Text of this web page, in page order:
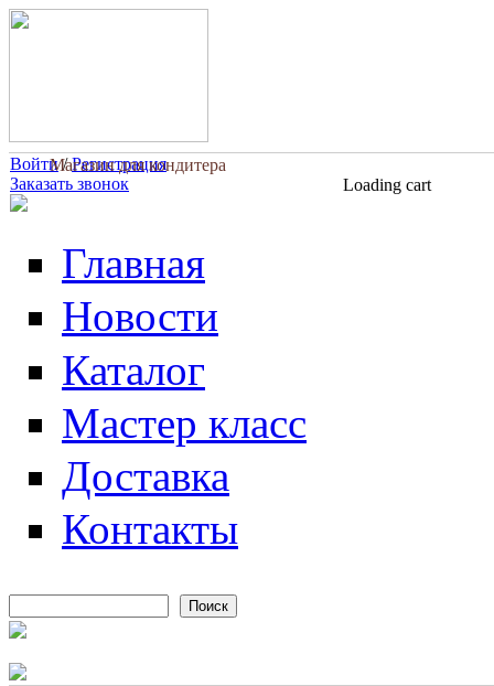
Перейти к основному содержанию
Магазин для кондитера
Войти/Регистрация
Заказать звонок
Loading cart
Главная
Новости
Каталог
Мастер класс
Доставка
Контакты
Форма поиска